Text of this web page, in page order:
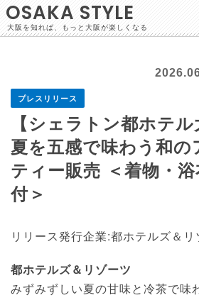
OSAKA STYLE
大阪を知れば、もっと大阪が楽しくなる
プレスリリース
【シェラトン都ホテ
夏を五感で味わう和の
ティー販売 ＜着物・
付＞
リリース発行企業:都ホテルズ＆リ
都ホテルズ＆リゾーツ
みずみずしい夏の甘味と冷茶で味